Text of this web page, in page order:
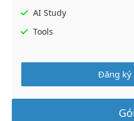
AI Study
Tools
Đăng ký